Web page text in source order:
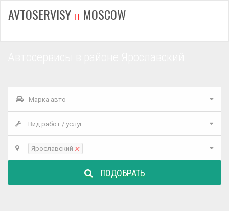
AVTOSERVISY MOSCOW
Марка авто
Вид работ / услуг
Ярославский ×
ПОДОБРАТЬ